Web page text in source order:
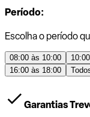
Período:
Escolha o período
08:00 às 10:00
16:00 às 18:00
Garantias